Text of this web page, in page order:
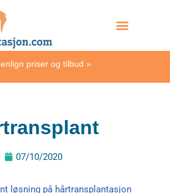
priser og tilbud »
07/10/2020